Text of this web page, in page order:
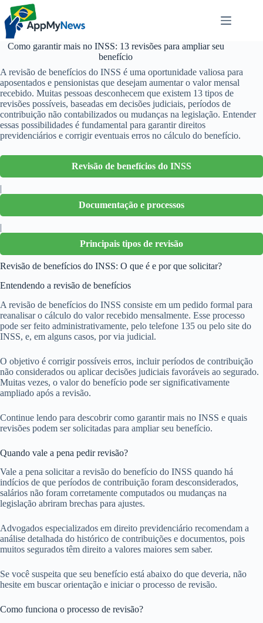
Pular
para
conteúdo
Como garantir mais no INSS: 13 revisões para ampliar seu
benefício
A revisão de benefícios do INSS é uma oportunidade valiosa para
aposentados e pensionistas que desejam aumentar o valor mensal
recebido. Muitas pessoas desconhecem que existem 13 tipos de
revisões possíveis, baseadas em decisões judiciais, períodos de
contribuição não contabilizados ou mudanças na legislação. Entender
essas possibilidades é fundamental para garantir direitos
previdenciários e corrigir eventuais erros no cálculo do benefício.
Revisão de benefícios do INSS
|
Documentação e processos
|
Principais tipos de revisão
Revisão de benefícios do INSS: O que é e por que solicitar?
Entendendo a revisão de benefícios
A revisão de benefícios do INSS consiste em um pedido formal para
reanalisar o cálculo do valor recebido mensalmente. Esse processo
pode ser feito administrativamente, pelo telefone 135 ou pelo site do
INSS, e, em alguns casos, por via judicial.
O objetivo é corrigir possíveis erros, incluir períodos de contribuição
não considerados ou aplicar decisões judiciais favoráveis ao segurado.
Muitas vezes, o valor do benefício pode ser significativamente
ampliado após a revisão.
Continue lendo para descobrir como garantir mais no INSS e quais
revisões podem ser solicitadas para ampliar seu benefício.
Quando vale a pena pedir revisão?
Vale a pena solicitar a revisão do benefício do INSS quando há
indícios de que períodos de contribuição foram desconsiderados,
salários não foram corretamente computados ou mudanças na
legislação abriram brechas para ajustes.
Advogados especializados em direito previdenciário recomendam a
análise detalhada do histórico de contribuições e documentos, pois
muitos segurados têm direito a valores maiores sem saber.
Se você suspeita que seu benefício está abaixo do que deveria, não
hesite em buscar orientação e iniciar o processo de revisão.
Como funciona o processo de revisão?